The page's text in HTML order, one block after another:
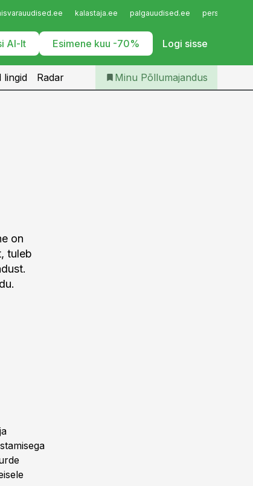
kalastaja.ee palgauudised.ee
AI-lt Esimene kuu -70% Logi sisse
Iseteenindus
Telli Põllumajandus
lingid Radar Minu Põllumajandus
on
tuleb